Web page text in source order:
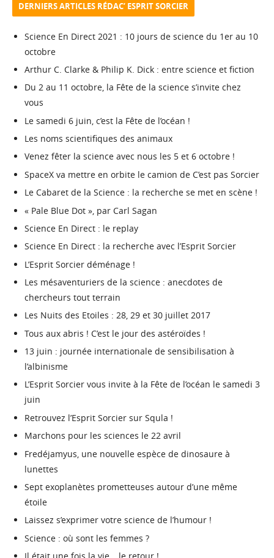
DERNIERS ARTICLES RÉDAC’ ESPRIT SORCIER
Science En Direct 2021 : 10 jours de science du 1er au 10
octobre
Arthur C. Clarke & Philip K. Dick : entre science et fiction
Du 2 au 11 octobre, la Fête de la science s’invite chez
vous
Le samedi 6 juin, c’est la Fête de l’océan !
Les noms scientifiques des animaux
Venez fêter la science avec nous les 5 et 6 octobre !
SpaceX va mettre en orbite le camion de C’est pas Sorcier
Le Cabaret de la Science : la recherche se met en scène !
« Pale Blue Dot », par Carl Sagan
Science En Direct : le replay
Science En Direct : la recherche avec l’Esprit Sorcier
L’Esprit Sorcier déménage !
Les mésaventuriers de la science : anecdotes de
chercheurs tout terrain
Les Nuits des Etoiles : 28, 29 et 30 juillet 2017
Tous aux abris ! C’est le jour des astéroïdes !
13 juin : journée internationale de sensibilisation à
l’albinisme
L’Esprit Sorcier vous invite à la Fête de l’océan le samedi 3
juin
Retrouvez l’Esprit Sorcier sur Squla !
Marchons pour les sciences le 22 avril
Fredéjamyus, une nouvelle espèce de dinosaure à
lunettes
Sept exoplanètes prometteuses autour d’une même
étoile
Laissez s’exprimer votre science de l’humour !
Science : où sont les femmes ?